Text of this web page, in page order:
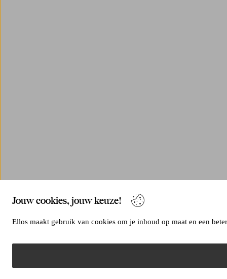
Jouw cookies, jouw keuze!
Ellos maakt gebruik van cookies om je inhoud op maat en een